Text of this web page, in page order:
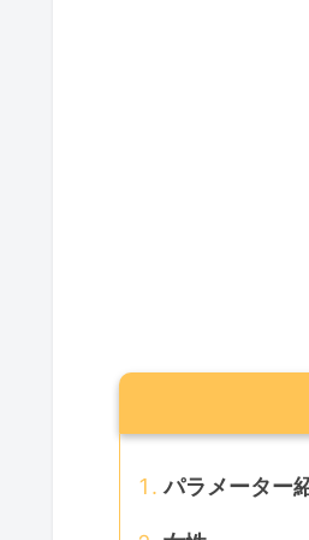
パラメーター